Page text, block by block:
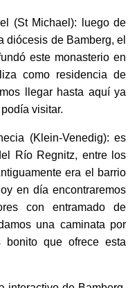
diócesis de Bamberg, el
este monasterio en
como residencia de
llegar hasta aquí ya
visitar.
Río Regnitz, entre los
era el barrio
en día encontraremos
con entramado de
una caminata por
que ofrece esta